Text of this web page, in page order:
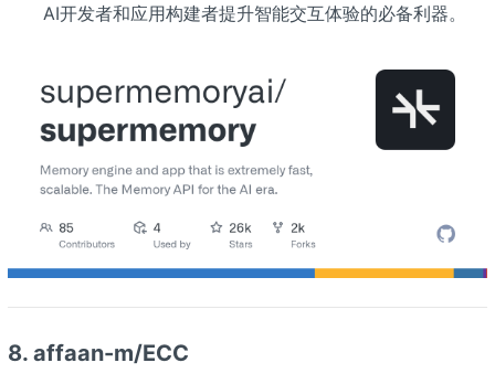
AI开发者和应用构建者提升智能交互体验的必备利器。
8. affaan-m/ECC